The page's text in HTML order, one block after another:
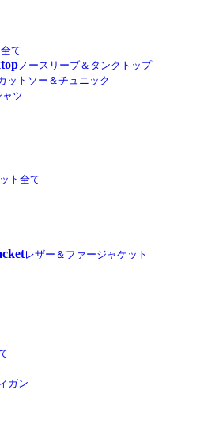
て
ノースリーブ＆タンクトップ
ットソー＆チュニック
ャツ
ト全て
レザー＆ファージャケット
ガン